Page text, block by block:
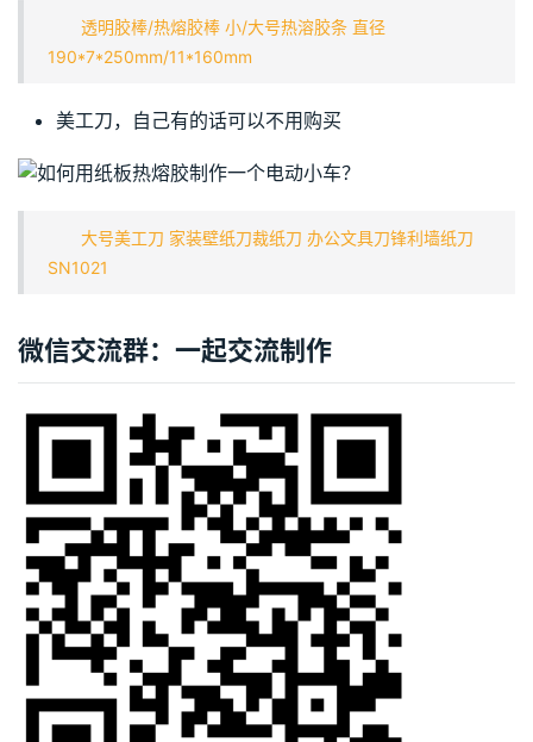
透明胶棒/热熔胶棒 小/大号热溶胶条 直径
190*7*250mm/11*160mm
美工刀，自己有的话可以不用购买
大号美工刀 家装壁纸刀裁纸刀 办公文具刀锋利墙纸刀
SN1021
微信交流群：一起交流制作